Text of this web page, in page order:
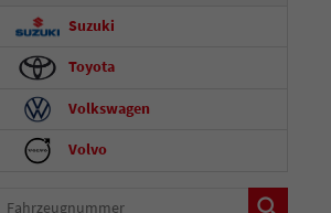
Suzuki
Toyota
Volkswagen
Volvo
Fahrzeugnummer